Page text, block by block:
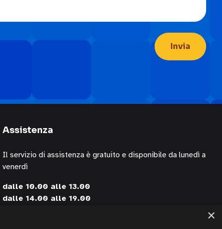
Assistenza
Il servizio di assistenza è gratuito e disponibile da lunedì a
venerdì
dalle 10.00 alle 13.00
dalle 14.00 alle 19.00
×